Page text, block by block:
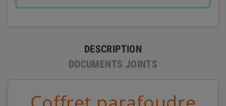
DESCRIPTION
DOCUMENTS JOINTS